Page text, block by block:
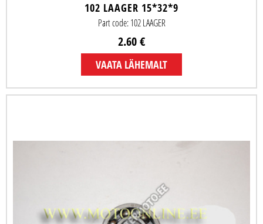
102 LAAGER 15*32*9
Part code: 102 LAAGER
2.60 €
VAATA LÄHEMALT